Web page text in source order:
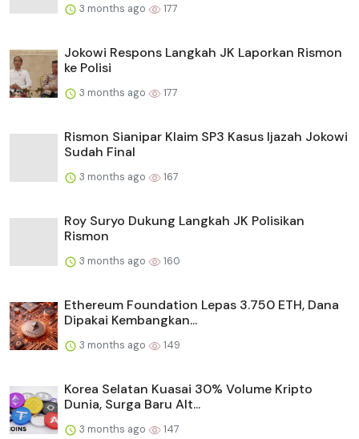
3 months ago 177
Jokowi Respons Langkah JK Laporkan Rismon
ke Polisi
3 months ago 177
Rismon Sianipar Klaim SP3 Kasus Ijazah Jokowi
Sudah Final
3 months ago 167
Roy Suryo Dukung Langkah JK Polisikan
Rismon
3 months ago 160
Ethereum Foundation Lepas 3.750 ETH, Dana
Dipakai Kembangkan...
3 months ago 149
Korea Selatan Kuasai 30% Volume Kripto
Dunia, Surga Baru Alt...
3 months ago 147